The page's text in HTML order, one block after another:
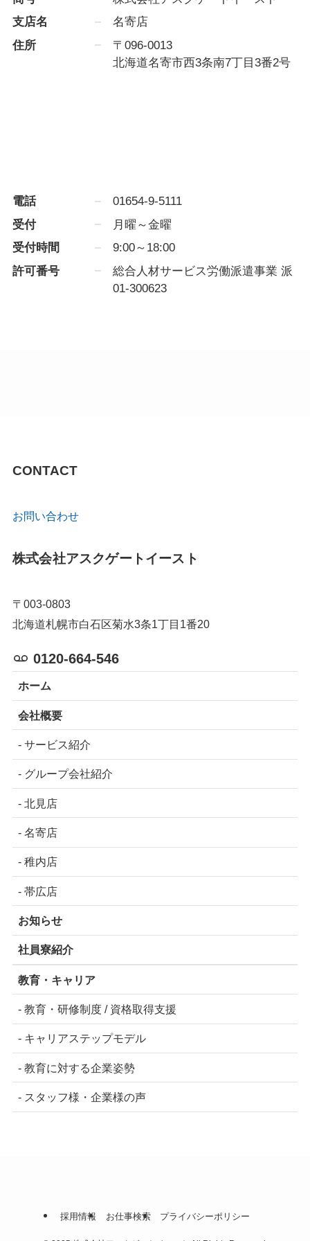
支店名
名寄店
住所
〒096-0013
北海道名寄市西3条南7丁目3番2号
電話
01654-9-5111
受付
月曜～金曜
受付時間
9:00～18:00
許可番号
総合人材サービス労働派遣事業 派
01-300623
CONTACT
お問い合わせ
株式会社アスクゲートイースト
〒003-0803
北海道札幌市白石区菊水3条1丁目1番20
0120-664-546
ホーム
会社概要
- サービス紹介
- グループ会社紹介
- 北見店
- 名寄店
- 稚内店
- 帯広店
お知らせ
社員寮紹介
教育・キャリア
- 教育・研修制度 / 資格取得支援
- キャリアステップモデル
- 教育に対する企業姿勢
- スタッフ様・企業様の声
採用情報 お仕事検索 プライバシーポリシー